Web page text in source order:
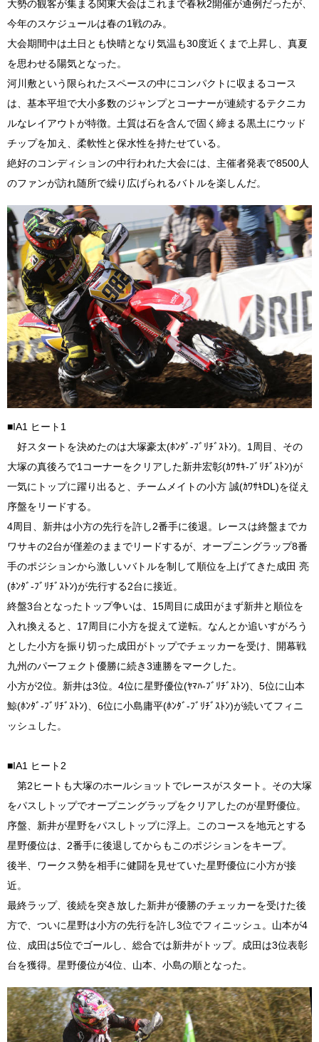
大勢の観客が集まる関東大会はこれまで春秋2開催が通例だったが、
今年のスケジュールは春の1戦のみ。
大会期間中は土日とも快晴となり気温も30度近くまで上昇し、真夏
を思わせる陽気となった。
河川敷という限られたスペースの中にコンパクトに収まるコース
は、基本平坦で大小多数のジャンプとコーナーが連続するテクニカ
ルなレイアウトが特徴。土質は石を含んで固く締まる黒土にウッド
チップを加え、柔軟性と保水性を持たせている。
絶好のコンディションの中行われた大会には、主催者発表で8500人
のファンが訪れ随所で繰り広げられるバトルを楽しんだ。
■IA1 ヒート1
好スタートを決めたのは大塚豪太(ﾎﾝﾀﾞ-ﾌﾞﾘﾁﾞｽﾄﾝ)。1周目、その
大塚の真後ろで1コーナーをクリアした新井宏彰(ｶﾜｻｷ-ﾌﾞﾘﾁﾞｽﾄﾝ)が
一気にトップに躍り出ると、チームメイトの小方 誠(ｶﾜｻｷDL)を従え
序盤をリードする。
4周目、新井は小方の先行を許し2番手に後退。レースは終盤までカ
ワサキの2台が僅差のままでリードするが、オープニングラップ8番
手のポジションから激しいバトルを制して順位を上げてきた成田 亮
(ﾎﾝﾀﾞ-ﾌﾞﾘﾁﾞｽﾄﾝ)が先行する2台に接近。
終盤3台となったトップ争いは、15周目に成田がまず新井と順位を
入れ換えると、17周目に小方を捉えて逆転。なんとか追いすがろう
とした小方を振り切った成田がトップでチェッカーを受け、開幕戦
九州のパーフェクト優勝に続き3連勝をマークした。
小方が2位。新井は3位。4位に星野優位(ﾔﾏﾊ-ﾌﾞﾘﾁﾞｽﾄﾝ)、5位に山本
鯨(ﾎﾝﾀﾞ-ﾌﾞﾘﾁﾞｽﾄﾝ)、6位に小島庸平(ﾎﾝﾀﾞ-ﾌﾞﾘﾁﾞｽﾄﾝ)が続いてフィニ
ッシュした。
■IA1 ヒート2
第2ヒートも大塚のホールショットでレースがスタート。その大塚
をパスしトップでオープニングラップをクリアしたのが星野優位。
序盤、新井が星野をパスしトップに浮上。このコースを地元とする
星野優位は、2番手に後退してからもこのポジションをキープ。
後半、ワークス勢を相手に健闘を見せていた星野優位に小方が接
近。
最終ラップ、後続を突き放した新井が優勝のチェッカーを受けた後
方で、ついに星野は小方の先行を許し3位でフィニッシュ。山本が4
位、成田は5位でゴールし、総合では新井がトップ。成田は3位表彰
台を獲得。星野優位が4位、山本、小島の順となった。